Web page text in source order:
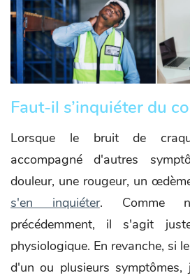
Faut-il s’inquiéter du
Lorsque le bruit de
accompagné d'autres
douleur, une rougeur, un
s'en inquiéter. Comme
précédemment, il s'agit
physiologique. En revanche, si
d'un ou plusieurs symptômes,